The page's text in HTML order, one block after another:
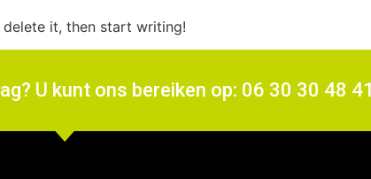
it, then start writing!
U kunt ons bereiken op: 06 30 30 48 41